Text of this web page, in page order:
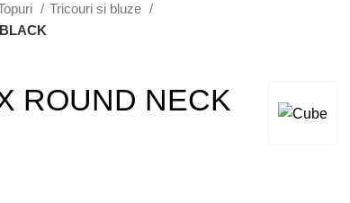
Tricouri si bluze
ROUND NECK